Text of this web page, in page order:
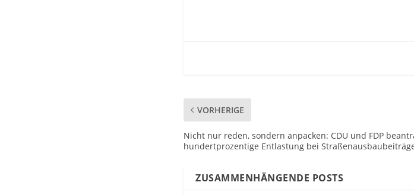
VORHERIGE
Nicht nur reden, sondern anpacken: CDU und FDP
hundertprozentige Entlastung bei
ZUSAMMENHÄNGENDE POSTS